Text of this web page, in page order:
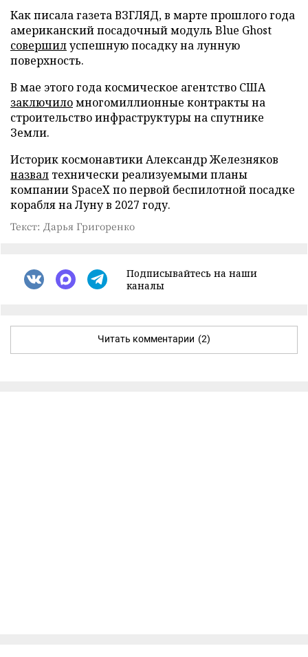
Как писала газета ВЗГЛЯД, в марте прошлого года
американский посадочный модуль Blue Ghost
совершилуспешную посадку на лунную
поверхность.
В мае этого года космическое агентство США
заключиломногомиллионные контракты на
строительство инфраструктуры на спутнике
Земли.
Историк космонавтики Александр Железняков
назвал технически реализуемыми планы
компании SpaceX по первой беспилотной посадке
корабля на Луну в 2027 году.
Текст: Дарья Григоренко
Подписывайтесь на наши
каналы
Читать комментарии (2)